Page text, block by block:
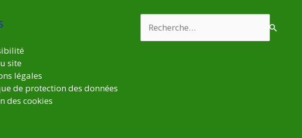
site
légales
de protection des données
des cookies